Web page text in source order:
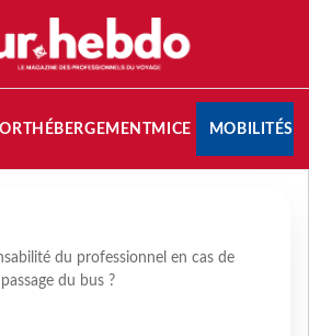
HÉBERGEMENTMICE MOBILITÉS
du professionnel en cas de
du bus ?